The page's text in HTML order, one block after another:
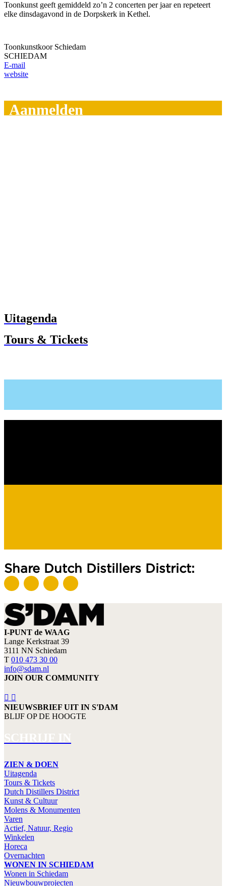
Toonkunst geeft gemiddeld zo’n 2 concerten per jaar en repeteert
elke dinsdagavond in de Dorpskerk in Kethel.
Toonkunstkoor Schiedam
SCHIEDAM
E-mail
website
Aanmelden
Uitagenda
Tours & Tickets
Share Dutch Distillers District:
I-PUNT de WAAG
Lange Kerkstraat 39
3111 NN Schiedam
T 010 473 30 00
info@sdam.nl
JOIN OUR COMMUNITY
NIEUWSBRIEF UIT IN S'DAM
BLIJF OP DE HOOGTE
SCHRIJF IN
ZIEN & DOEN
Uitagenda
Tours & Tickets
Dutch Distillers District
Kunst & Cultuur
Molens & Monumenten
Varen
Actief, Natuur, Regio
Winkelen
Horeca
Overnachten
WONEN IN SCHIEDAM
Wonen in Schiedam
Nieuwbouwprojecten